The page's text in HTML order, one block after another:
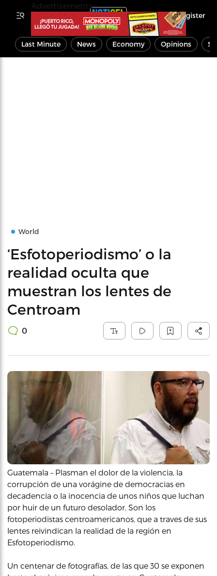
Register
Last Minute News Economy Opinions
World
‘Esfotoperiodismo’ o la
realidad oculta que
muestran los lentes de
Centroam
0
Guatemala – Plasman el dolor de la violencia, la
corrupción de una vorágine de democracias en
decadencia o la inocencia de unos niños que luchan
por huir de un futuro desolador. Son los
fotoperiodistas centroamericanos, que a traves de sus
lentes reivindican la realidad de la región en
Esfotoperiodismo.
Un centenar de fotografías, de las que 30 se exponen
Advertisements